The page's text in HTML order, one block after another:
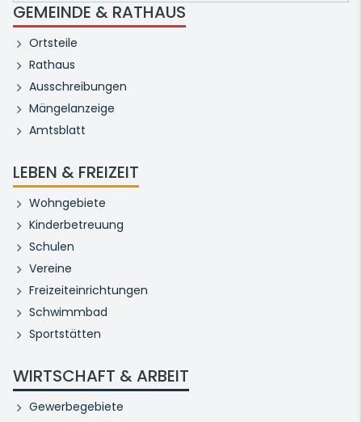
GEMEINDE & RATHAUS
Ortsteile
Rathaus
Ausschreibungen
Mängelanzeige
Amtsblatt
LEBEN & FREIZEIT
Wohngebiete
Kinderbetreuung
Schulen
Vereine
Freizeiteinrichtungen
Schwimmbad
Sportstätten
WIRTSCHAFT & ARBEIT
Gewerbegebiete